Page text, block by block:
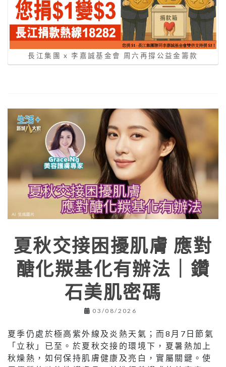
長江集團 x 李嘉誠基金會 周六再撐公益金籌款
夏秋交接困擾肌膚 應對
醣化羰基化有辦法｜鑽
石美肌密碼
03/08/2026
夏季仍處於極高紫外線及炎熱天氣；而8月7日節氣
「立秋」已至。於夏秋交接的環境下，夏暑熱加上
秋燥熱，如何保持肌膚健康及亮白，實屬關鍵。使